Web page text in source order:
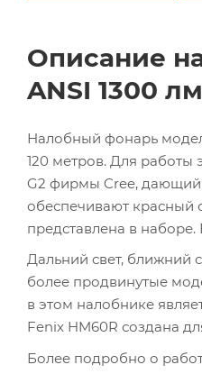
Описание
ANSI 1300
Налобный фонарь
120 метров. Для
G2 фирмы Cree, дающий
обеспечивают красный
представлена в
Дальний свет, ближний
более продвинутые
в этом налобнике
Fenix HM60R создана
Более подробно о